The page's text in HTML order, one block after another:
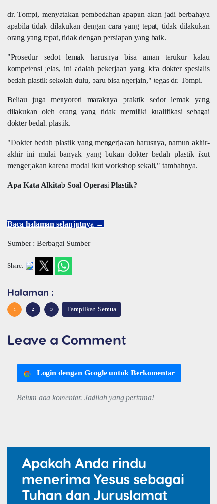
dr. Tompi, menyatakan pembedahan apapun akan jadi berbahaya
apabila tidak dilakukan dengan cara yang tepat, tidak dilakukan
orang yang tepat, tidak dengan persiapan yang baik.
"Prosedur sedot lemak harusnya bisa aman terukur kalau
kompetensi jelas, ini adalah pekerjaan yang kita dokter spesialis
bedah plastik sekolah dulu, baru bisa ngerjain," tegas dr. Tompi.
Beliau juga menyoroti maraknya praktik sedot lemak yang
dilakukan oleh orang yang tidak memiliki kualifikasi sebagai
dokter bedah plastik.
"Dokter bedah plastik yang mengerjakan harusnya, namun akhir-
akhir ini mulai banyak yang bukan dokter bedah plastik ikut
mengerjakan karena modal ikut workshop sekali," tambahnya.
Apa Kata Alkitab Soal Operasi Plastik?
Baca halaman selanjutnya →
Sumber : Berbagai Sumber
Share:
Halaman :
1 2 3 Tampilkan Semua
Leave a Comment
Login dengan Google untuk Berkomentar
Belum ada komentar. Jadilah yang pertama!
Apakah Anda rindu
menerima Yesus sebagai
Tuhan dan Juruslamat